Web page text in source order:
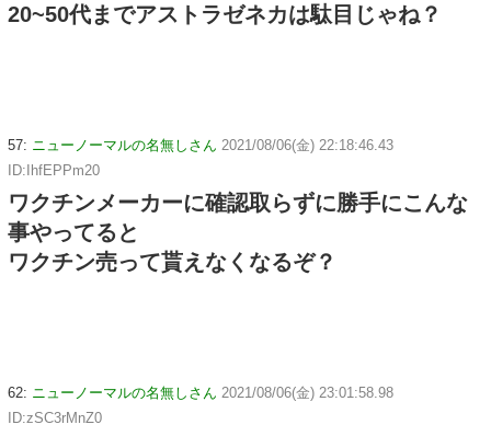
20~50代までアストラゼネカは駄目じゃね？
57: ニューノーマルの名無しさん 2021/08/06(金) 22:18:46.43
ID:IhfEPPm20
ワクチンメーカーに確認取らずに勝手にこんな
事やってると
ワクチン売って貰えなくなるぞ？
62: ニューノーマルの名無しさん 2021/08/06(金) 23:01:58.98
ID:zSC3rMnZ0